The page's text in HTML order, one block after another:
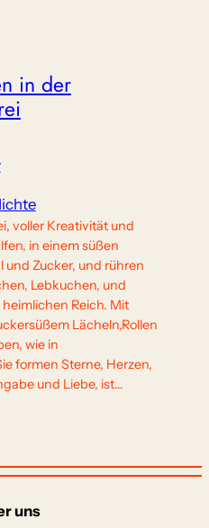
in der
voller Kreativität und
in einem süßen
und Zucker, und rühren
Lebkuchen, und
Reich. Mit
Lächeln,Rollen
wie in
formen Sterne, Herzen,
und Liebe, ist…
uns